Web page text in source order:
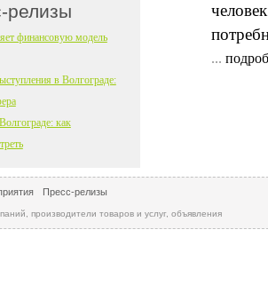
...
релизы
финансовую модель
в Волгограде:
как
Пресс-релизы
производители товаров и услуг, объявления